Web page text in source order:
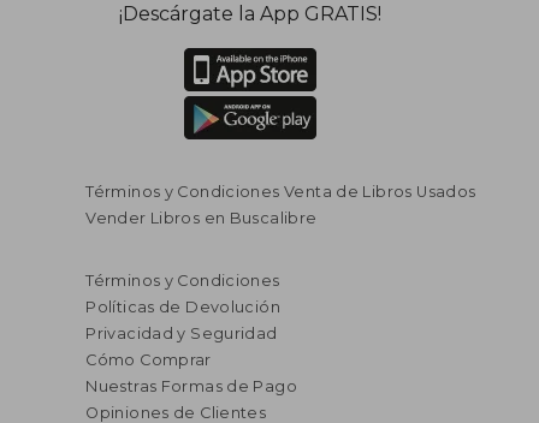
45% $ 141.909
¡Descárgate la App GRATIS!
Términos y Condiciones Venta de Libros Usados
Vender Libros en Buscalibre
Términos y Condiciones
Políticas de Devolución
Privacidad y Seguridad
Cómo Comprar
Nuestras Formas de Pago
Opiniones de Clientes